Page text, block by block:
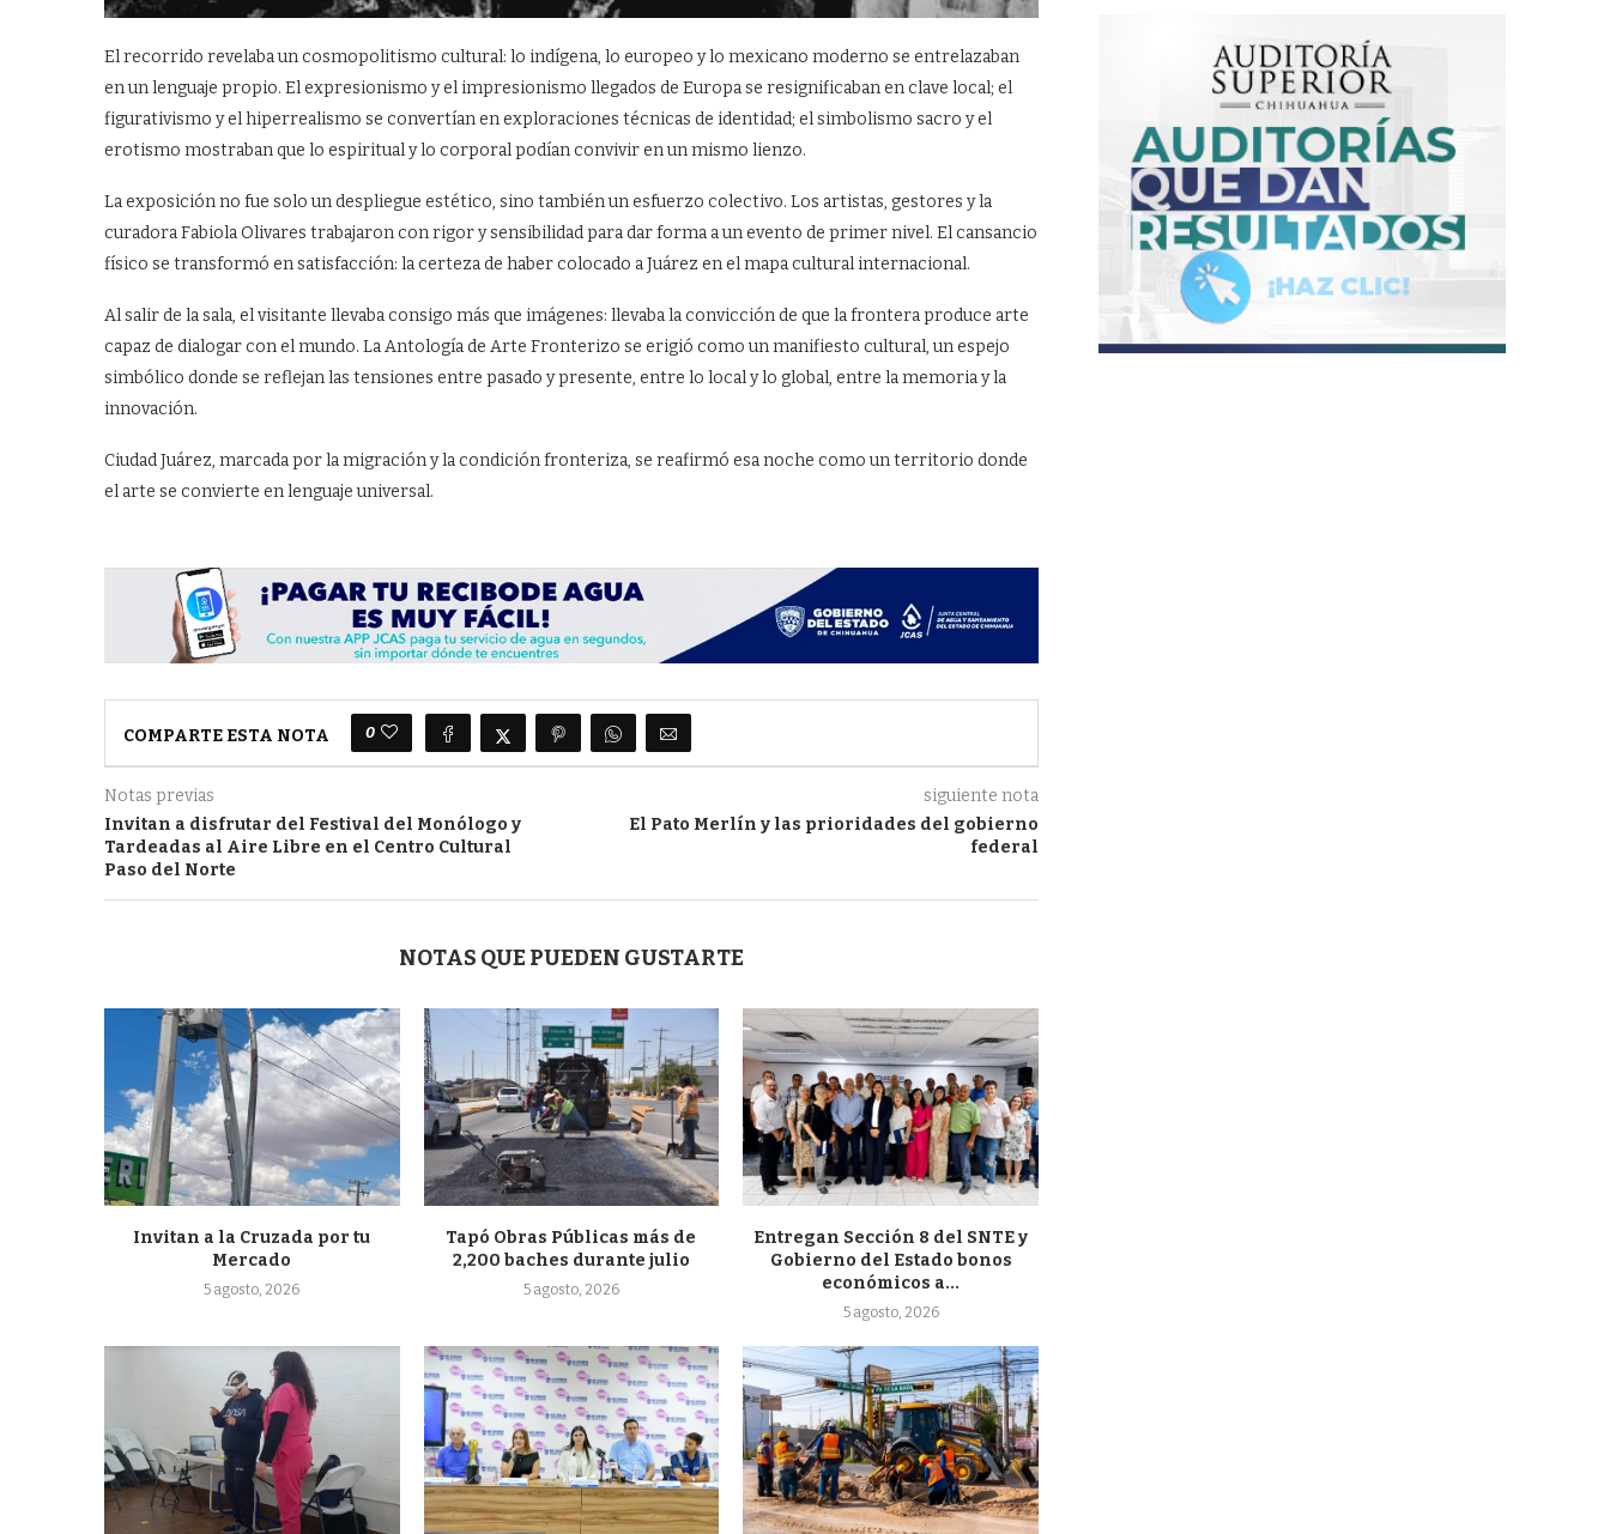
El recorrido revelaba un cosmopolitismo cultural: lo indígena, lo europeo y lo mexicano moderno se entrelazaban
en un lenguaje propio. El expresionismo y el impresionismo llegados de Europa se resignificaban en clave local; el
figurativismo y el hiperrealismo se convertían en exploraciones técnicas de identidad; el simbolismo sacro y el
erotismo mostraban que lo espiritual y lo corporal podían convivir en un mismo lienzo.
La exposición no fue solo un despliegue estético, sino también un esfuerzo colectivo. Los artistas, gestores y la
curadora Fabiola Olivares trabajaron con rigor y sensibilidad para dar forma a un evento de primer nivel. El cansancio
físico se transformó en satisfacción: la certeza de haber colocado a Juárez en el mapa cultural internacional.
Al salir de la sala, el visitante llevaba consigo más que imágenes: llevaba la convicción de que la frontera produce arte
capaz de dialogar con el mundo. La Antología de Arte Fronterizo se erigió como un manifiesto cultural, un espejo
simbólico donde se reflejan las tensiones entre pasado y presente, entre lo local y lo global, entre la memoria y la
innovación.
Ciudad Juárez, marcada por la migración y la condición fronteriza, se reafirmó esa noche como un territorio donde
el arte se convierte en lenguaje universal.
COMPARTE ESTA NOTA 0
Notas previas
Invitan a disfrutar del Festival del Monólogo y
Tardeadas al Aire Libre en el Centro Cultural
Paso del Norte
siguiente nota
El Pato Merlín y las prioridades del gobierno
federal
NOTAS QUE PUEDEN GUSTARTE
Invitan a la Cruzada por tu
Mercado
5 agosto, 2026
Tapó Obras Públicas más de
2,200 baches durante julio
5 agosto, 2026
Entregan Sección 8 del SNTE y
Gobierno del Estado bonos
económicos a...
5 agosto, 2026